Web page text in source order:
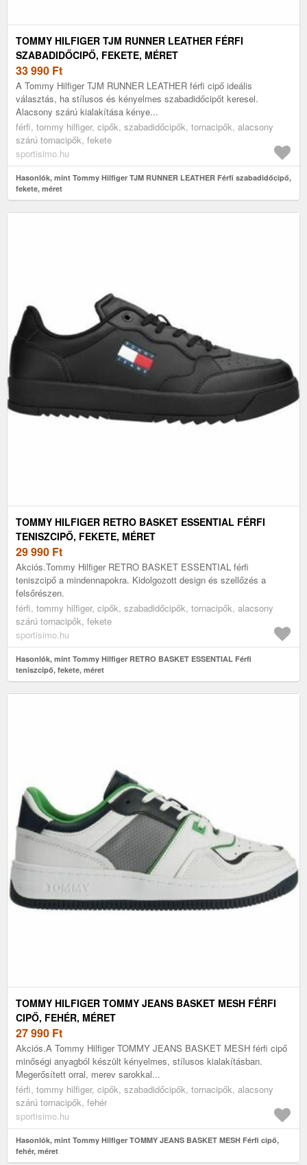
TOMMY HILFIGER TJM RUNNER LEATHER FÉRFI
SZABADIDŐCIPŐ, FEKETE, MÉRET
33 990 Ft
A Tommy Hilfiger TJM RUNNER LEATHER férfi cipő ideális
választás, ha stílusos és kényelmes szabadidőcipőt keresel.
Alacsony szárú kialakítása kénye...
férfi, tommy hilfiger, cipők, szabadidőcipők, tornacipők, alacsony
szárú tornacipők, fekete
sportisimo.hu
Hasonlók, mint Tommy Hilfiger TJM RUNNER LEATHER Férfi szabadidőcipő,
fekete, méret
TOMMY HILFIGER RETRO BASKET ESSENTIAL FÉRFI
TENISZCIPŐ, FEKETE, MÉRET
29 990 Ft
Akciós.Tommy Hilfiger RETRO BASKET ESSENTIAL férfi
teniszcipő a mindennapokra. Kidolgozott design és szellőzés a
felsőrészen.
férfi, tommy hilfiger, cipők, szabadidőcipők, tornacipők, alacsony
szárú tornacipők, fekete
sportisimo.hu
Hasonlók, mint Tommy Hilfiger RETRO BASKET ESSENTIAL Férfi
teniszcipő, fekete, méret
TOMMY HILFIGER TOMMY JEANS BASKET MESH FÉRFI
CIPŐ, FEHÉR, MÉRET
27 990 Ft
Akciós.A Tommy Hilfiger TOMMY JEANS BASKET MESH férfi cipő
minőségi anyagból készült kényelmes, stílusos kialakításban.
Megerősített orral, merev sarokkal...
férfi, tommy hilfiger, cipők, szabadidőcipők, tornacipők, alacsony
szárú tornacipők, fehér
sportisimo.hu
Hasonlók, mint Tommy Hilfiger TOMMY JEANS BASKET MESH Férfi cipő,
fehér, méret